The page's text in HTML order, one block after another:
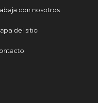
con nosotros
del sitio